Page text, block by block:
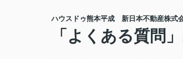
ハウスドゥ熊本平成 新日本不動産株式
「よくある質問」